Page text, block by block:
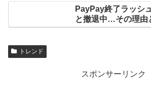
PayPay終了ラッシ
と撤退中…その理由
トレンド
スポンサーリンク